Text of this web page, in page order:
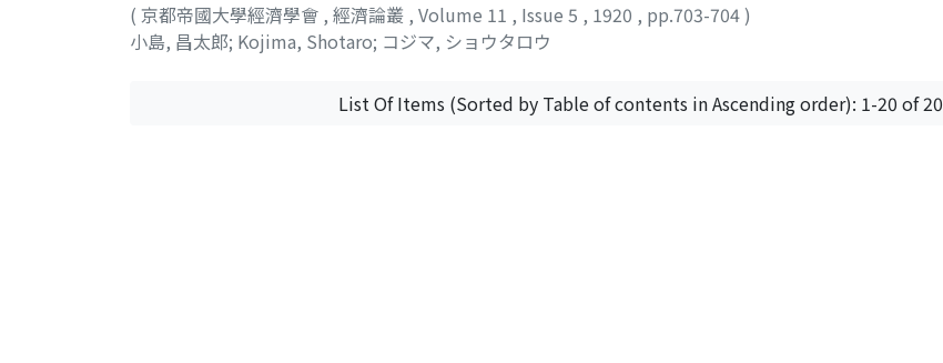
( 京都帝國大學經濟學會 , 經濟論叢 , Volume 11 , Issue 5 , 1920 , pp.703-704)
小島, 昌太郎; Kojima, Shotaro; コジマ, ショウタロウ
List Of Items (Sorted by Table of contents in Ascending order): 1-20 of 20